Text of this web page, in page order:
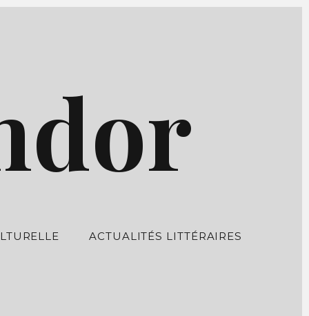
ACTUALITÉS LITTÉRAIRES